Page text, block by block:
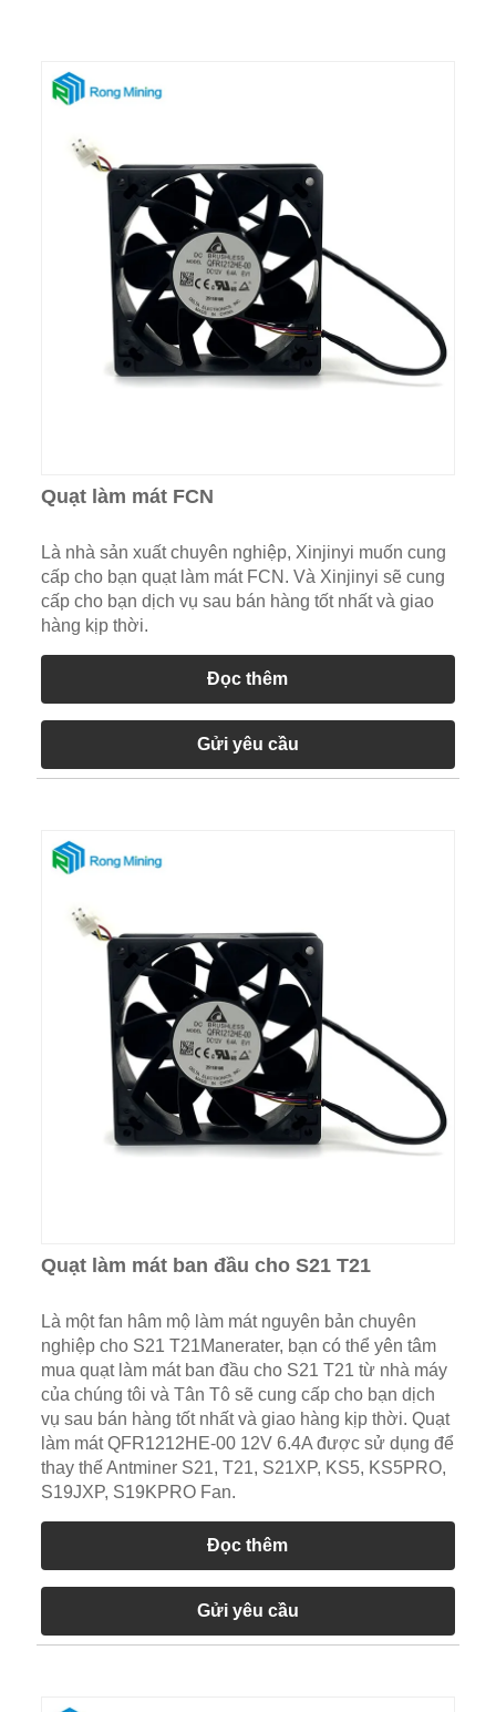
Quạt làm mát FCN
Là nhà sản xuất chuyên nghiệp, Xinjinyi muốn cung
cấp cho bạn quạt làm mát FCN. Và Xinjinyi sẽ cung
cấp cho bạn dịch vụ sau bán hàng tốt nhất và giao
hàng kịp thời.
Đọc thêm
Gửi yêu cầu
Quạt làm mát ban đầu cho S21 T21
Là một fan hâm mộ làm mát nguyên bản chuyên
nghiệp cho S21 T21Manerater, bạn có thể yên tâm
mua quạt làm mát ban đầu cho S21 T21 từ nhà máy
của chúng tôi và Tân Tô sẽ cung cấp cho bạn dịch
vụ sau bán hàng tốt nhất và giao hàng kịp thời. Quạt
làm mát QFR1212HE-00 12V 6.4A được sử dụng để
thay thế Antminer S21, T21, S21XP, KS5, KS5PRO,
S19JXP, S19KPRO Fan.
Đọc thêm
Gửi yêu cầu